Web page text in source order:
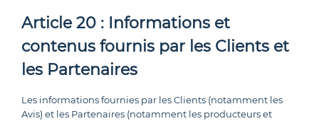
Article 20 : Informations et
contenus fournis par les Clients et
les Partenaires
Les informations fournies par les Clients (notamment les
Avis) et les Partenaires (notamment les producteurs et